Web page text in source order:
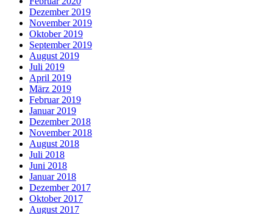
Dezember 2019
November 2019
Oktober 2019
September 2019
August 2019
Juli 2019
April 2019
März 2019
Februar 2019
Januar 2019
Dezember 2018
November 2018
August 2018
Juli 2018
Juni 2018
Januar 2018
Dezember 2017
Oktober 2017
August 2017